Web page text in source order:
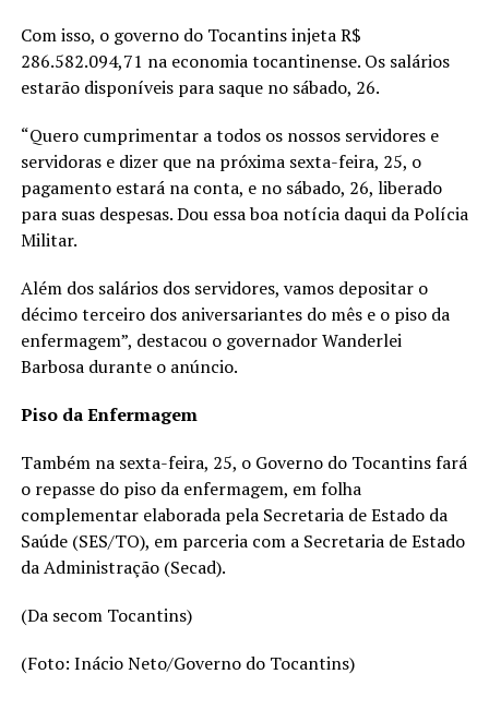
Com isso, o governo do Tocantins injeta R$
286.582.094,71 na economia tocantinense. Os salários
estarão disponíveis para saque no sábado, 26.
“Quero cumprimentar a todos os nossos servidores e
servidoras e dizer que na próxima sexta-feira, 25, o
pagamento estará na conta, e no sábado, 26, liberado
para suas despesas. Dou essa boa notícia daqui da Polícia
Militar.
Além dos salários dos servidores, vamos depositar o
décimo terceiro dos aniversariantes do mês e o piso da
enfermagem”, destacou o governador Wanderlei
Barbosa durante o anúncio.
Piso da Enfermagem
Também na sexta-feira, 25, o Governo do Tocantins fará
o repasse do piso da enfermagem, em folha
complementar elaborada pela Secretaria de Estado da
Saúde (SES/TO), em parceria com a Secretaria de Estado
da Administração (Secad).
(Da secom Tocantins)
(Foto: Inácio Neto/Governo do Tocantins)